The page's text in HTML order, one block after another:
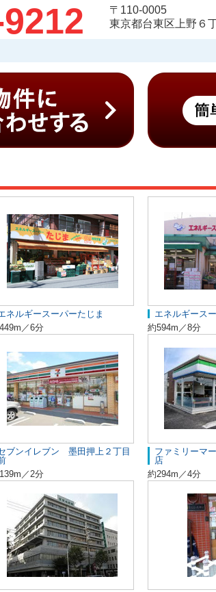
〒110-0005
東京都台東区上野６
ネルギースーパーたじま
／6分
エネルギース
約594m／8分
ブンイレブン 墨田押上２丁目
／2分
ファミリーマ
店
約294m／4分